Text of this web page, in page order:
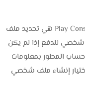
الخطوة التالية من خطوات إنشاء تطبيق Play Console هي تحديد ملف
للدفع إذا لم يكن
المطور بمعلومات
إنشاء ملف شخصي